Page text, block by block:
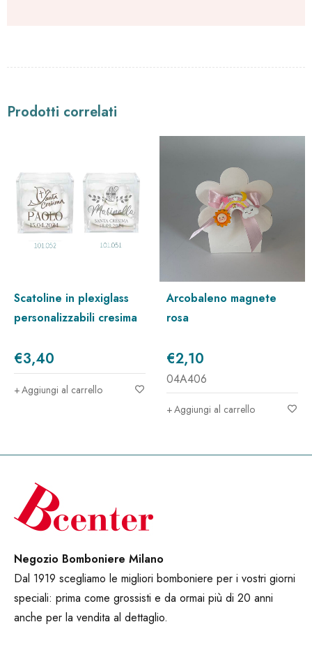
Prodotti correlati
scatoline in plexiglass
personalizzabili cresima
€3,40
Aggiungi al carrello
arcobaleno magnete
rosa
€2,10
04A406
Aggiungi al carrello
Negozio Bomboniere Milano
Dal 1919 scegliamo le migliori bomboniere per i vostri giorni
speciali: prima come grossisti e da ormai più di 20 anni
anche per la vendita al dettaglio.